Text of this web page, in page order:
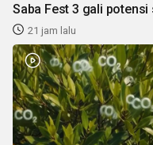
Saba Fest 3 gali potensi
21 jam lalu